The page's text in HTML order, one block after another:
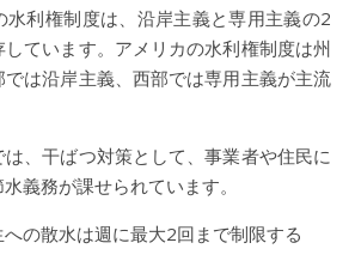
水利権制度は、沿岸主義と専用主義の2
ています。アメリカの水利権制度は州
は沿岸主義、西部では専用主義が主流
、干ばつ対策として、事業者や住民に
義務が課せられています。
の散水は週に最大2回まで制限する